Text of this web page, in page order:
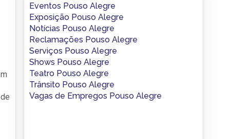
Eventos Pouso Alegre
Exposição Pouso Alegre
Notícias Pouso Alegre
Reclamações Pouso Alegre
Serviços Pouso Alegre
Shows Pouso Alegre
Teatro Pouso Alegre
Trânsito Pouso Alegre
Vagas de Empregos Pouso Alegre